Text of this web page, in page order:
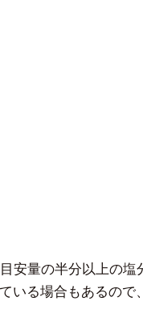
安量の半分以上の塩
いる場合もあるので